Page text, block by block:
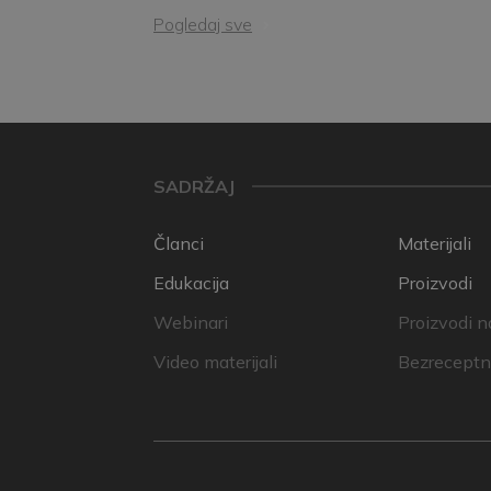
Pogledaj sve
SADRŽAJ
Članci
Edukacija
Webinari
Video materijali
Materijali
Proizvodi
Proizvodi